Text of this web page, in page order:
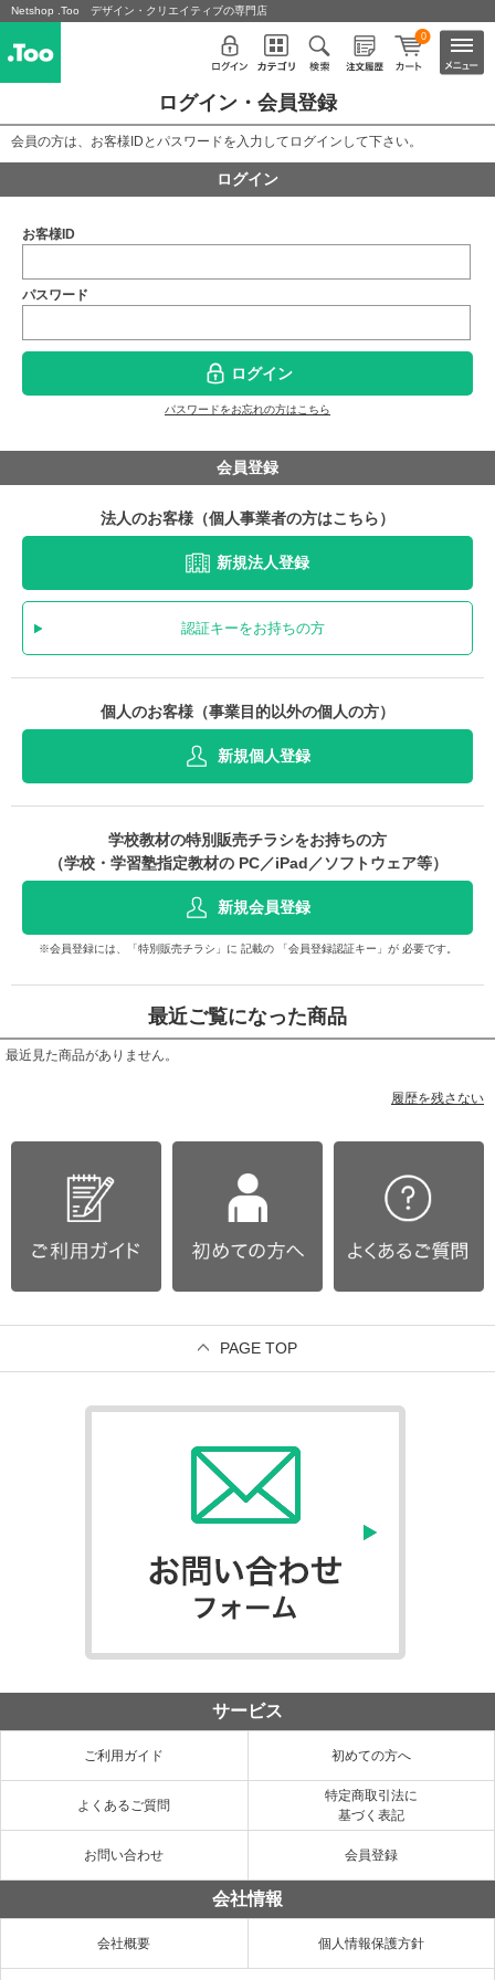
Netshop .Too デザイン・クリエイティブの専門店
0
ログイン・会員登録
会員の方は、お客様IDとパスワードを入力してログインして下さい。
ログイン
お客様ID
パスワード
ログイン
パスワードをお忘れの方はこちら
会員登録
法人のお客様（個人事業者の方はこちら）
新規法人登録
認証キーをお持ちの方
個人のお客様（事業目的以外の個人の方）
新規個人登録
学校教材の特別販売チラシをお持ちの方
（学校・学習塾指定教材の PC／iPad／ソフトウェア等）
新規会員登録
※会員登録には、「特別販売チラシ」に 記載の 「会員登録認証キー」が 必要です。
最近ご覧になった商品
最近見た商品がありません。
履歴を残さない
PAGE TOP
サービス
ご利用ガイド 初めての方へ
よくあるご質問
特定商取引法に
基づく表記
お問い合わせ 会員登録
会社情報
会社概要 個人情報保護方針